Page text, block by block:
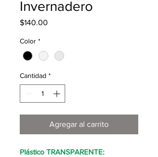
Invernadero
$140.00
Color *
Cantidad *
Agregar al carrito
Plástico TRANSPARENTE: